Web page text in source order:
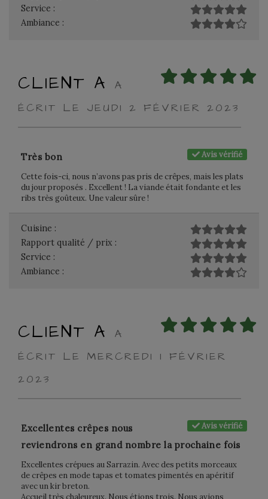
Service :
Ambiance :
CLIENT A
A
ÉCRIT LE JEUDI 2 FÉVRIER 2023
Avis vérifié
Très bon
Cette fois-ci, nous n’avons pas pris de crêpes, mais les plats
du jour proposés . Excellent ! La viande était fondante et les
ribs très goûteux. Une valeur sûre !
Cuisine :
Rapport qualité / prix :
Service :
Ambiance :
CLIENT A
A
ÉCRIT LE MERCREDI 1 FÉVRIER
2023
Avis vérifié
Excellentes crêpes nous
reviendrons en grand nombre la prochaine fois
Excellentes crépues au Sarrazin. Avec des petits morceaux
de crêpes en mode tapas et tomates pimentés en apéritif
avec un kir breton.
Accueil très chaleureux. Nous étions trois. Nous avions